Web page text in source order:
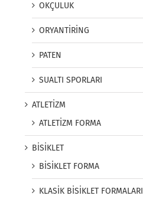
OKÇULUK
ORYANTİRİNG
PATEN
SUALTI SPORLARI
ATLETİZM
ATLETİZM FORMA
BİSİKLET
BİSİKLET FORMA
KLASİK BİSİKLET FORMALARI